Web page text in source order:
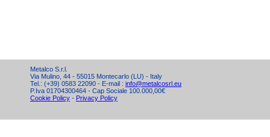
Metalco S.r.l.
Via Mulino, 44 - 55015 Montecarlo (LU) - Italy
Tel.: (+39) 0583 22090 - E-mail : info@metalcosrl.eu
P.Iva 01704300464 - Cap Sociale 100.000,00€
Cookie Policy - Privacy Policy